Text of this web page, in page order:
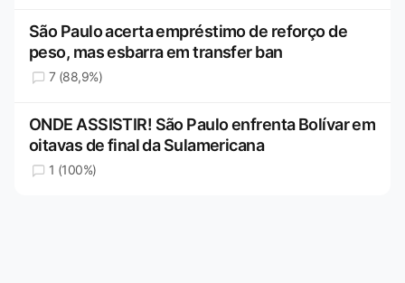
São Paulo acerta empréstimo de reforço de
peso, mas esbarra em transfer ban
7 (88,9%)
ONDE ASSISTIR! São Paulo enfrenta Bolívar em
oitavas de final da Sulamericana
1 (100%)